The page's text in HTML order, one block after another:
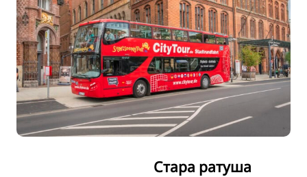
SV
FR
PT
TR
Стара ратуша